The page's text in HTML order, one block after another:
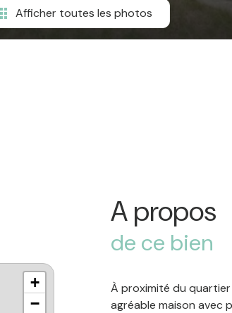
Afficher toutes les photos
+
−
A propos
de ce bien
À proximité du
agréable maison avec